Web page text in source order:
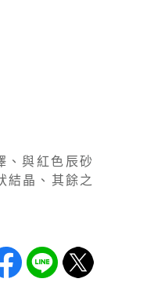
、與紅色辰砂
結晶、其餘之